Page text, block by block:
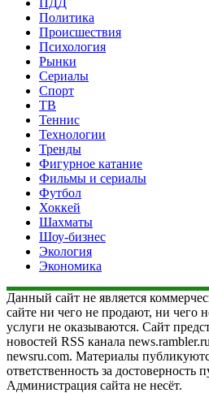
Политика
Происшествия
Психология
Рынки
Сериалы
Спорт
ТВ
Теннис
Технологии
Тренды
Фигурное катание
Фильмы и сериалы
Футбол
Хоккей
Шахматы
Шоу-бизнес
Экология
Экономика
Данный сайт не является
сайте ни чего не продают, ни чего
услуги не оказываются. Сайт
новостей RSS канала
newsru.com. Материалы
ответственность за достоверность
Администрация сайта не несёт.